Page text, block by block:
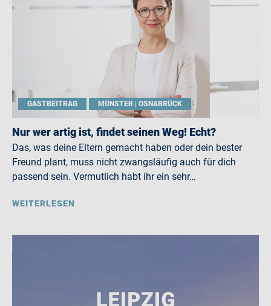
GASTBEITRAG MÜNSTER | OSNABRÜCK
Nur wer artig ist, findet seinen Weg! Echt?
Das, was deine Eltern gemacht haben oder dein bester
Freund plant, muss nicht zwangsläufig auch für dich
passend sein. Vermutlich habt ihr ein sehr…
WEITERLESEN